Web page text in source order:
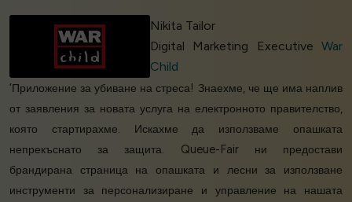
Nikita Tailor
Digital Marketing Executive War
Child
‘Приложение за убиване на стреса! Знаехме, че ще има наплив
от заявления за новата услуга на електронното правителство,
която стартирахме. Искахме да използваме опашката
непрекъснато за защита. Queue-Fair ни предостави
брандирана страница на опашката и лесни за използване
инструменти за персонализиране и управление на нашата